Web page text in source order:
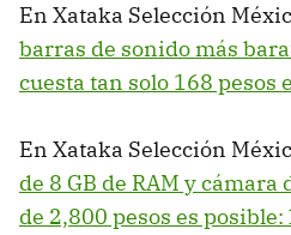
En Xataka Selección
barras de sonido más
cuesta tan solo 168 pesos
En Xataka Selección
de 8 GB de RAM y cámara
de 2,800 pesos es